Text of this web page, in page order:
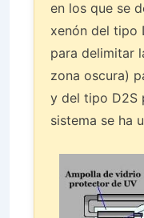
en los que se
xenón del tipo
para delimitar
zona oscura)
y del tipo D2S
sistema se ha